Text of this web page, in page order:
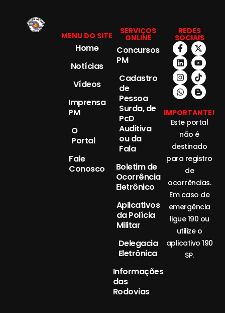
MENU DO SITE
Home
Notícias
Vídeos
Imprensa
PM
O
Portal
Fale
Conosco
SERVIÇOS
ONLINE
Concursos
PM
Cadastro
de
Pessoa
Surda, de
PcD
Auditiva
ou da
Fala
Boletim de
Ocorrência
Eletrônico
Aplicativos
da Polícia
Militar
Delegacia
Eletrônica
Informações
das
Rodovias
REDES
SOCIAIS
IMPORTANTE!
Este portal
não é
destinado
para registro
de
ocorrências.
Em caso de
emergência
ligue 190 ou
utilize o
aplicativo 190
SP.